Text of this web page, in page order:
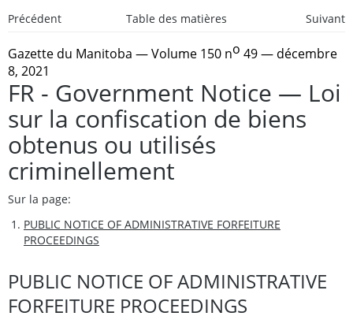
Précédent Table des matières Suivant
Gazette du Manitoba — Volume 150 no 49 — décembre
8, 2021
FR - Government Notice — Loi
sur la confiscation de biens
obtenus ou utilisés
criminellement
Sur la page:
PUBLIC NOTICE OF ADMINISTRATIVE FORFEITURE
PROCEEDINGS
PUBLIC NOTICE OF ADMINISTRATIVE
FORFEITURE PROCEEDINGS